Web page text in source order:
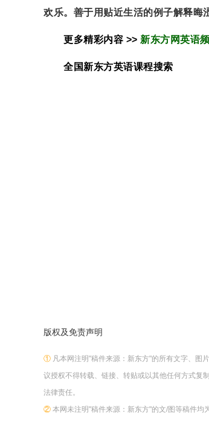
欢乐。善于用贴近生活的例子解释晦
更多精彩内容 >> 新东方网英语
全国新东方英语课程搜索
版权及免责声明
① 凡本网注明"稿件来源：新东方"的所有文字、图
议授权不得转载、链接、转贴或以其他任何方式复
法律责任。
② 本网未注明"稿件来源：新东方"的文/图等稿件